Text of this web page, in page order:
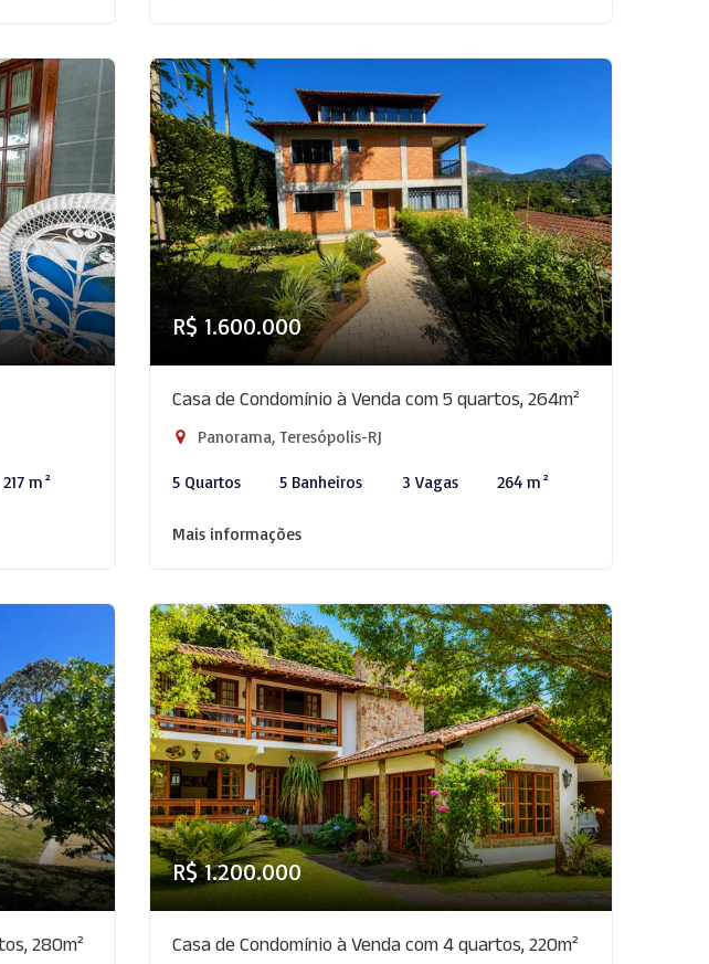
217 m²
R$ 1.600.000
Casa de Condomínio à Venda com 5 quartos, 264m²
Panorama, Teresópolis-RJ
5 Quartos 5 Banheiros 3 Vagas 264 m²
Mais informações
280m²
R$ 1.200.000
Casa de Condomínio à Venda com 4 quartos, 220m²